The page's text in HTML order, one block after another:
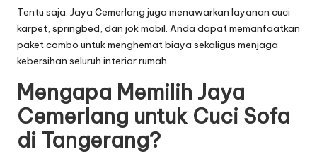
Tentu saja. Jaya Cemerlang juga menawarkan layanan cuci
karpet, springbed, dan jok mobil. Anda dapat memanfaatkan
paket combo untuk menghemat biaya sekaligus menjaga
kebersihan seluruh interior rumah.
Mengapa Memilih Jaya
Cemerlang untuk Cuci Sofa
di Tangerang?